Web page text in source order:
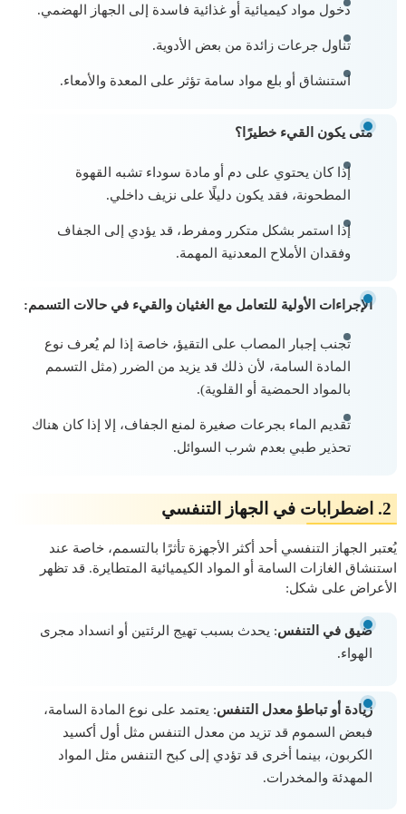
دخول مواد كيميائية أو غذائية فاسدة إلى الجهاز الهضمي.
تناول جرعات زائدة من بعض الأدوية.
استنشاق أو بلع مواد سامة تؤثر على المعدة والأمعاء.
متى يكون القيء خطيرًا؟
إذا كان يحتوي على دم أو مادة سوداء تشبه القهوة
المطحونة، فقد يكون دليلًا على نزيف داخلي.
إذا استمر بشكل متكرر ومفرط، قد يؤدي إلى الجفاف
وفقدان الأملاح المعدنية المهمة.
الإجراءات الأولية للتعامل مع الغثيان والقيء في حالات التسمم:
تجنب إجبار المصاب على التقيؤ، خاصة إذا لم يُعرف نوع
المادة السامة، لأن ذلك قد يزيد من الضرر (مثل التسمم
بالمواد الحمضية أو القلوية).
تقديم الماء بجرعات صغيرة لمنع الجفاف، إلا إذا كان هناك
تحذير طبي بعدم شرب السوائل.
2. اضطرابات في الجهاز التنفسي
يُعتبر الجهاز التنفسي أحد أكثر الأجهزة تأثرًا بالتسمم، خاصة عند
استنشاق الغازات السامة أو المواد الكيميائية المتطايرة. قد تظهر
الأعراض على شكل:
ضيق في التنفس: يحدث بسبب تهيج الرئتين أو انسداد مجرى
الهواء.
زيادة أو تباطؤ معدل التنفس: يعتمد على نوع المادة السامة،
فبعض السموم قد تزيد من معدل التنفس مثل أول أكسيد
الكربون، بينما أخرى قد تؤدي إلى كبح التنفس مثل المواد
المهدئة والمخدرات.